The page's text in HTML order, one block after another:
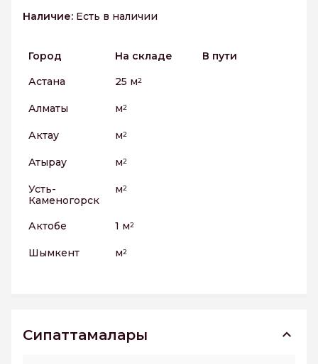
Наличие: Есть в наличии
Город На складе
В пути
Астана
25 м2
Алматы м2
Актау м2
Атырау м2
Усть-
Каменогорск
м2
Актобе 1 м2
Шымкент м2
Сипаттамалары